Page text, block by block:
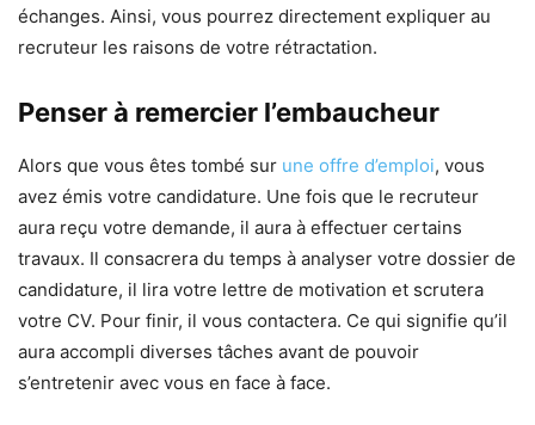
échanges. Ainsi, vous pourrez directement expliquer au
recruteur les raisons de votre rétractation.
Penser à remercier l’embaucheur
Alors que vous êtes tombé sur une offre d’emploi, vous
avez émis votre candidature. Une fois que le recruteur
aura reçu votre demande, il aura à effectuer certains
travaux. Il consacrera du temps à analyser votre dossier de
candidature, il lira votre lettre de motivation et scrutera
votre CV. Pour finir, il vous contactera. Ce qui signifie qu’il
aura accompli diverses tâches avant de pouvoir
s’entretenir avec vous en face à face.